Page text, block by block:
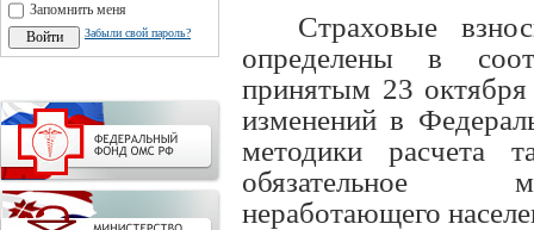
Запомнить меня
Забыли свой пароль?
Страховые
определены в
принятым 23
изменений в
методики расчета
обязательное
неработающего